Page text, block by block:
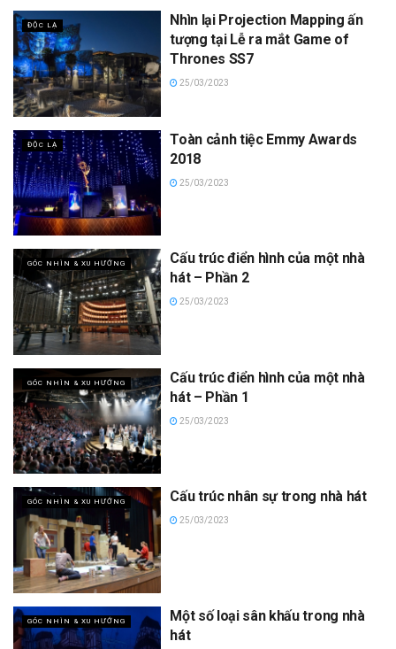
ĐỘC LẠ
Nhìn lại Projection Mapping ấn
tượng tại Lễ ra mắt Game of
Thrones SS7
25/03/2023
ĐỘC LẠ
Toàn cảnh tiệc Emmy Awards
2018
25/03/2023
GÓC NHÌN & XU HƯỚNG
Cấu trúc điển hình của một nhà
hát – Phần 2
25/03/2023
GÓC NHÌN & XU HƯỚNG
Cấu trúc điển hình của một nhà
hát – Phần 1
25/03/2023
GÓC NHÌN & XU HƯỚNG Cấu trúc nhân sự trong nhà hát
25/03/2023
GÓC NHÌN & XU HƯỚNG
Một số loại sân khấu trong nhà
hát